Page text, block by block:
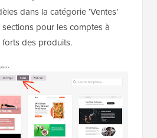
dans la catégorie ‘Ventes’
pour les comptes à
des produits.